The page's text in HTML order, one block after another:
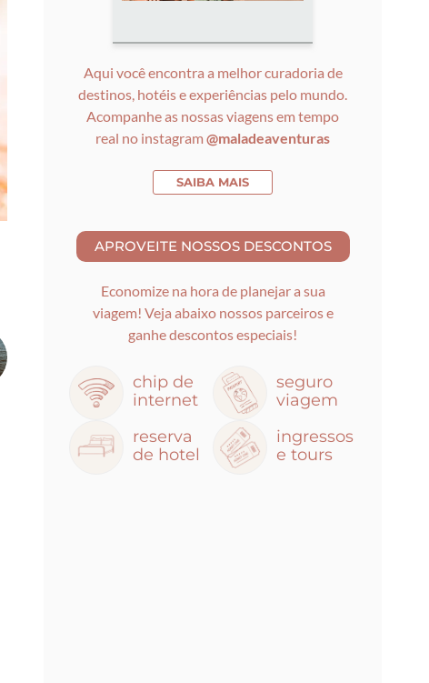
Aqui você encontra a melhor curadoria de
destinos, hotéis e experiências pelo mundo.
Acompanhe as nossas viagens em tempo
real no instagram@maladeaventuras
SAIBA MAIS
Economize na hora de planejar a sua
viagem! Veja abaixo nossos parceiros e
ganhe descontos especiais!
chip de
internet
seguro
viagem
reserva
de hotel
ingressos
e tours